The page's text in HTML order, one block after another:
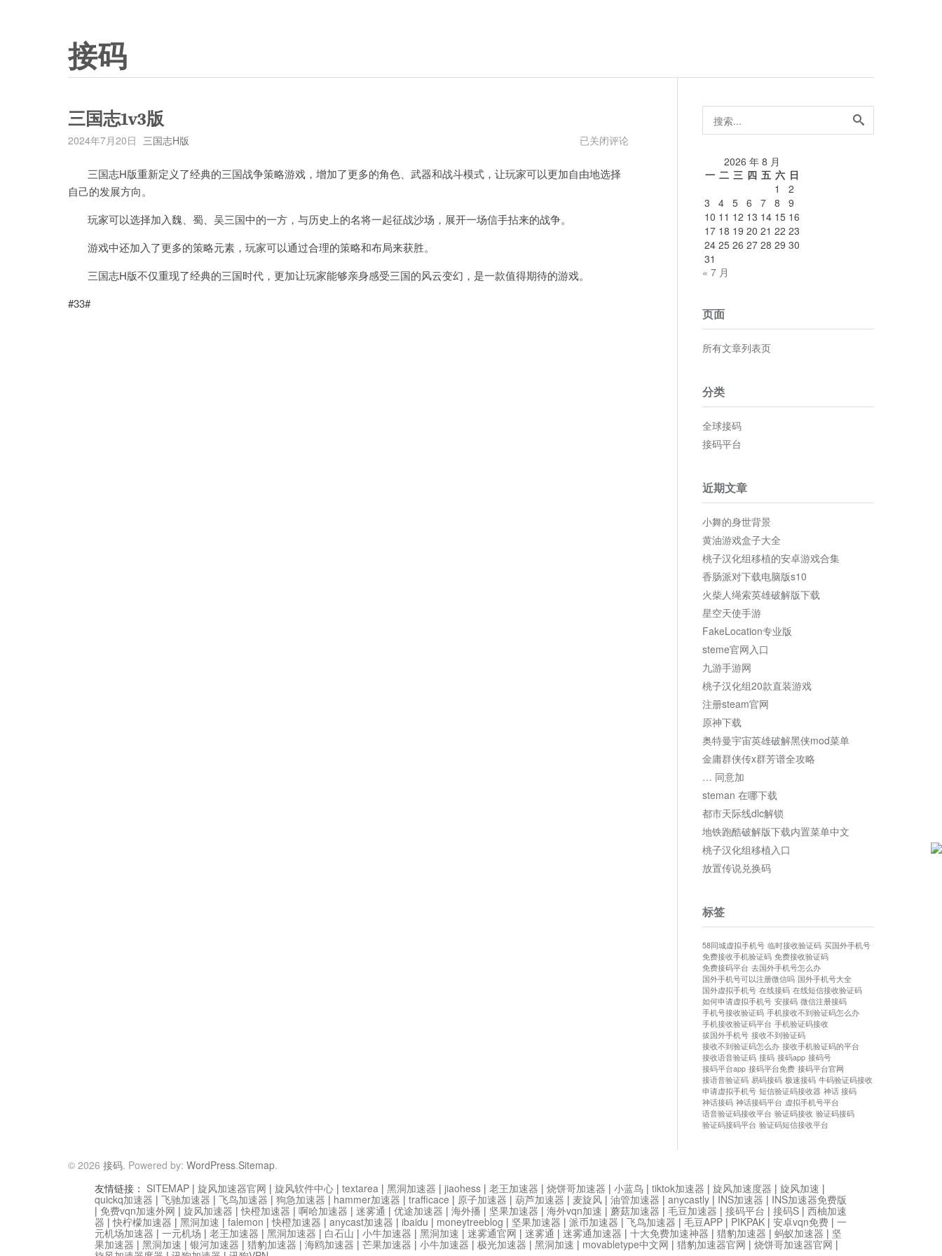
接码
三国志1v3版
2024年7月20日 三国志H版
三
1v3
已关闭评论
三国志H版重新定义了经典的三国战争策略游戏，增加了更多的角色、武器和战斗模式，让玩家可以更加自由地选择
自己的发展方向。
玩家可以选择加入魏、蜀、吴三国中的一方，与历史上的名将一起征战沙场，展开一场信手拈来的战争。
游戏中还加入了更多的策略元素，玩家可以通过合理的策略和布局来获胜。
三国志H版不仅重现了经典的三国时代，更加让玩家能够亲身感受三国的风云变幻，是一款值得期待的游戏。
#33#
搜
索...
2026 年 8 月
一 二 三 四 五 六 日
1
2
3
4 5 6 7 8
9
10 11 12 13 14 15 16
17 18 19 20 21 22 23
24 25 26 27 28 29 30
31
« 7 月
页面
所有文章列表页
分类
全球接码
接码平台
近期文章
小舞的身世背景
黄油游戏盒子大全
桃子汉化组移植的安卓游戏合集
香肠派对下载电脑版s10
火柴人绳索英雄破解版下载
星空天使手游
FakeLocation专业版
steme官网入口
九游手游网
桃子汉化组20款直装游戏
注册steam官网
原神下载
奥特曼宇宙英雄破解黑侠mod菜单
金庸群侠传x群芳谱全攻略
… 同意加
steman 在哪下载
都市天际线dlc解锁
地铁跑酷破解版下载内置菜单中文
桃子汉化组移植入口
放置传说兑换码
标签
58同城虚拟手机号 临时接收验证码 买国外手机号
免费接收手机验证码 免费接收验证码
免费接码平台 去国外手机号怎么办
国外手机号可以注册微信吗 国外手机号大全
国外虚拟手机号 在线接码 在线短信接收验证码
如何申请虚拟手机号 安接码 微信注册接码
手机号接收验证码 手机接收不到验证码怎么办
手机接收验证码平台 手机验证码接收
拔国外手机号 接收不到验证码
接收不到验证码怎么办 接收手机验证码的平台
接收语音验证码 接码 接码app 接码号
接码平台app 接码平台免费 接码平台官网
接语音验证码 易码接码 极速接码 牛码验证码接收
申请虚拟手机号 短信验证码接收器 神话 接码
神话接码 神话接码平台 虚拟手机号平台
语音验证码接收平台 验证码接收 验证码接码
验证码接码平台 验证码短信接收平台
© 2026 接码. Powered by: WordPress.Sitemap.
友情链接： SITEMAP | 旋风加速器官网 | 旋风软件中心 | textarea | 黑洞加速器 | jiaohess | 老王加速器 | 烧饼哥加速器 | 小蓝鸟 | tiktok加速器 | 旋风加速度器 | 旋风加速 |
quickq加速器 | 飞驰加速器 | 飞鸟加速器 | 狗急加速器 | hammer加速器 | trafficace | 原子加速器 | 葫芦加速器 | 麦旋风 | 油管加速器 | anycastly | INS加速器 | INS加速器免费版
| 免费vqn加速外网 | 旋风加速器 |快橙加速器 | 啊哈加速器 | 迷雾通 | 优途加速器 | 海外播 | 坚果加速器 | 海外vqn加速 | 蘑菇加速器 | 毛豆加速器 | 接码平台 | 接码S | 西柚加速
器 |快柠檬加速器 | 黑洞加速 | falemon |快橙加速器 | anycast加速器 | ibaidu | moneytreeblog | 坚果加速器 | 派币加速器 | 飞鸟加速器 | 毛豆APP | PIKPAK | 安卓vqn免费 | 一
元机场加速器 | 一元机场 | 老王加速器 | 黑洞加速器 | 白石山 | 小牛加速器 | 黑洞加速 | 迷雾通官网 | 迷雾通 | 迷雾通加速器 | 十大免费加速神器 | 猎豹加速器 | 蚂蚁加速器 | 坚
果加速器 | 黑洞加速 | 银河加速器 | 猎豹加速器 | 海鸥加速器 | 芒果加速器 | 小牛加速器 | 极光加速器 | 黑洞加速 | movabletype中文网 | 猎豹加速器官网 | 烧饼哥加速器官网 |